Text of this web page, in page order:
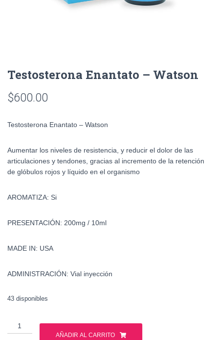
Testosterona Enantato – Watson
$600.00
Testosterona Enantato – Watson
Aumentar los niveles de resistencia, y reducir el dolor de las
articulaciones y tendones, gracias al incremento de la retención
de glóbulos rojos y líquido en el organismo
AROMATIZA: Si
PRESENTACIÓN: 200mg / 10ml
MADE IN: USA
ADMINISTRACIÓN: Vial inyección
43 disponibles
Testosterona
Enantato
AÑADIR AL CARRITO